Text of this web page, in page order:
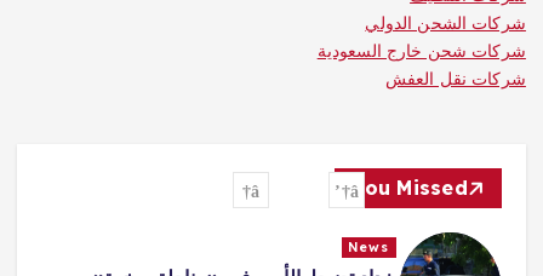
شركات الشحن الدولي
شركات شحن خارج السعودية
شركات نقل العفش
You Missed
News